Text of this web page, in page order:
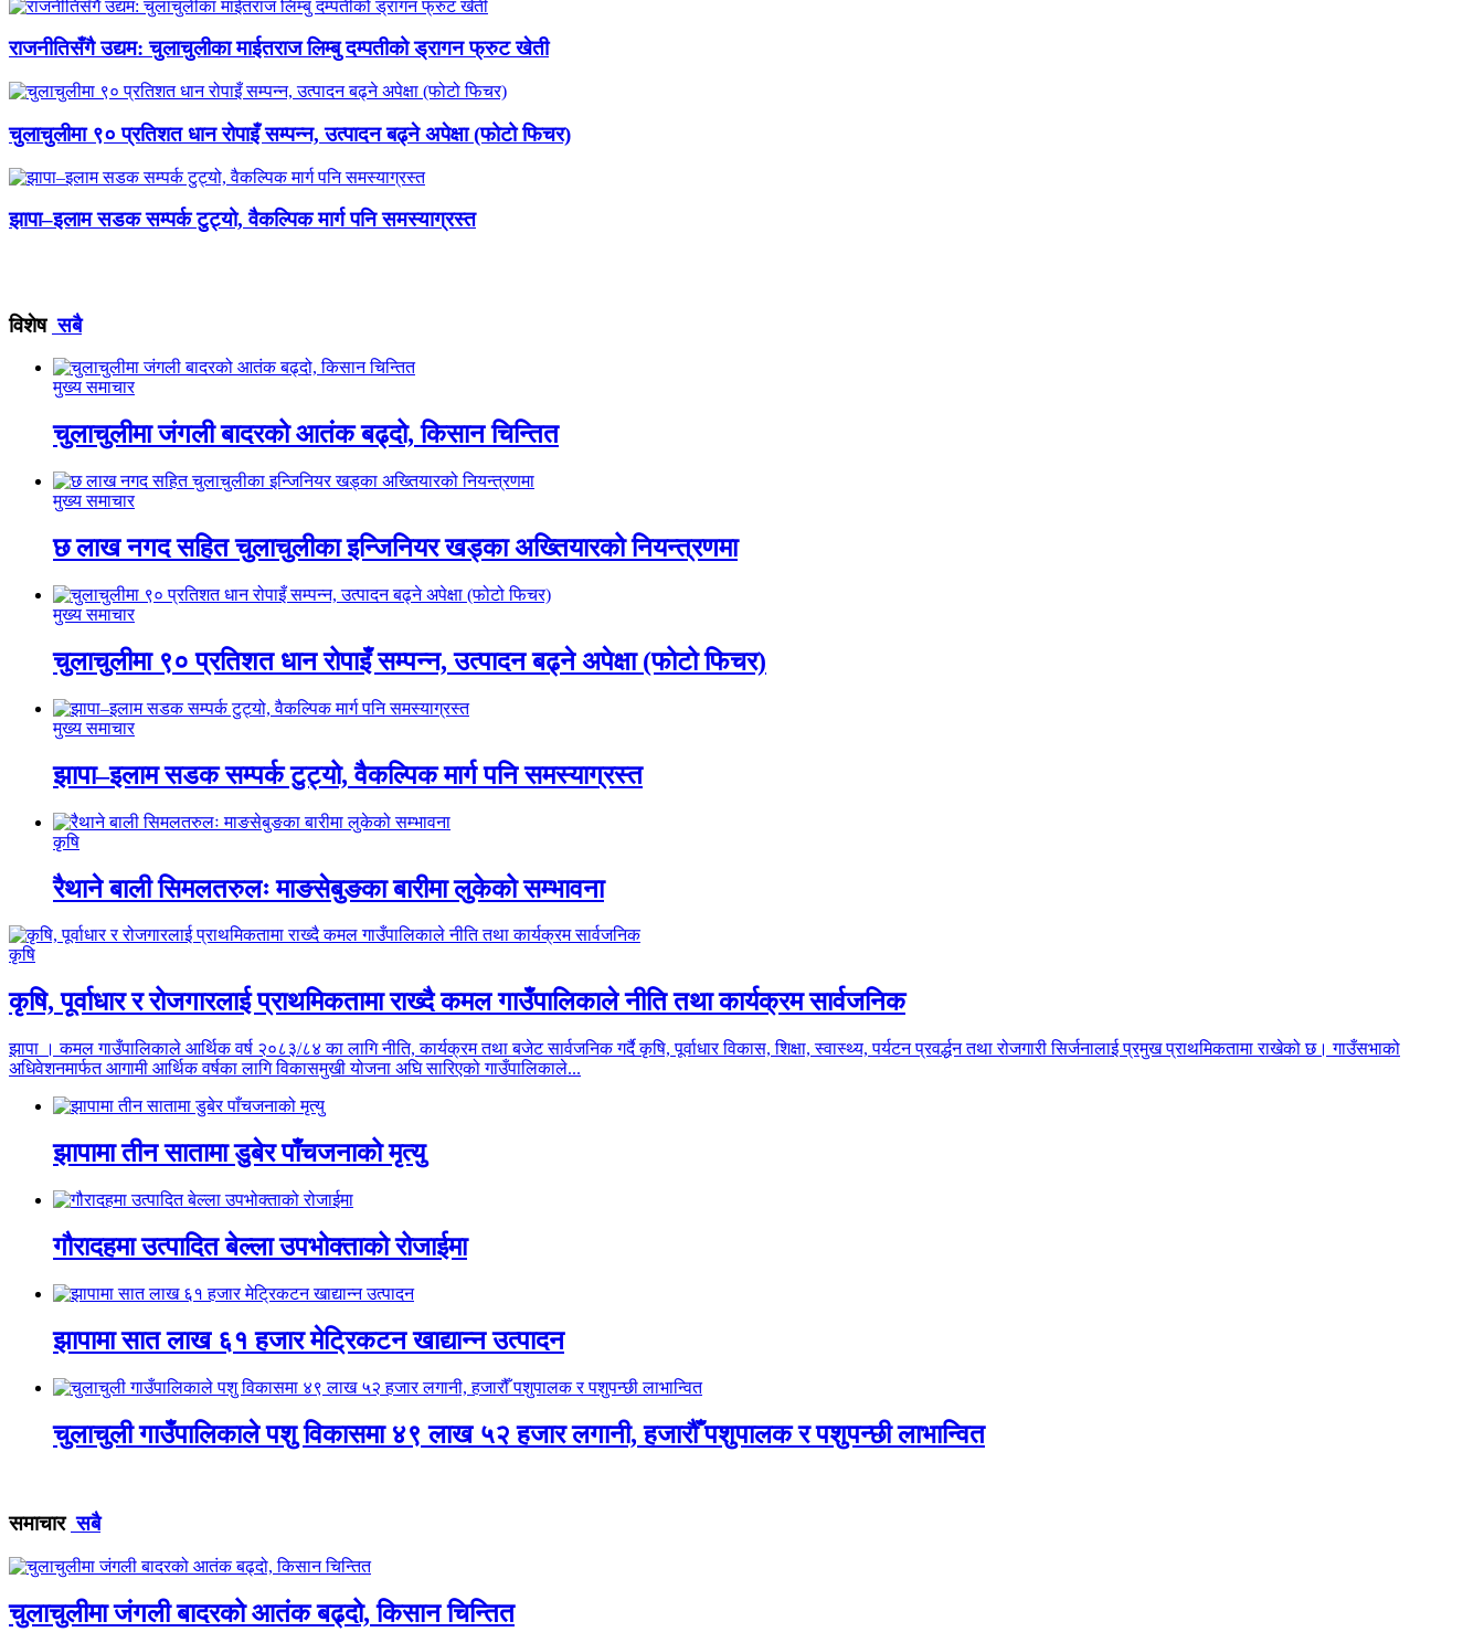
राजनीतिसँगै उद्यम: चुलाचुलीका माईतराज लिम्बु दम्पतीको ड्रागन फ्रुट खेती
चुलाचुलीमा ९० प्रतिशत धान रोपाइँ सम्पन्न, उत्पादन बढ्ने अपेक्षा (फोटो फिचर)
झापा–इलाम सडक सम्पर्क टुट्यो, वैकल्पिक मार्ग पनि समस्याग्रस्त
विशेष सबै
मुख्य समाचार
चुलाचुलीमा जंगली बादरको आतंक बढ्दो, किसान चिन्तित
मुख्य समाचार
छ लाख नगद सहित चुलाचुलीका इन्जिनियर खड्का अख्तियारको नियन्त्रणमा
मुख्य समाचार
चुलाचुलीमा ९० प्रतिशत धान रोपाइँ सम्पन्न, उत्पादन बढ्ने अपेक्षा (फोटो फिचर)
मुख्य समाचार
झापा–इलाम सडक सम्पर्क टुट्यो, वैकल्पिक मार्ग पनि समस्याग्रस्त
कृषि
रैथाने बाली सिमलतरुलः माङसेबुङका बारीमा लुकेको सम्भावना
कृषि
कृषि, पूर्वाधार र रोजगारलाई प्राथमिकतामा राख्दै कमल गाउँपालिकाले नीति तथा कार्यक्रम सार्वजनिक
झापा । कमल गाउँपालिकाले आर्थिक वर्ष २०८३/८४ का लागि नीति, कार्यक्रम तथा बजेट सार्वजनिक गर्दै कृषि, पूर्वाधार विकास, शिक्षा, स्वास्थ्य, पर्यटन प्रवर्द्धन तथा रोजगारी सिर्जनालाई प्रमुख प्राथमिकतामा राखेको छ। गाउँसभाको
अधिवेशनमार्फत आगामी आर्थिक वर्षका लागि विकासमुखी योजना अघि सारिएको गाउँपालिकाले...
झापामा तीन सातामा डुबेर पाँचजनाको मृत्यु
गौरादहमा उत्पादित बेल्ला उपभोक्ताको रोजाईमा
झापामा सात लाख ६१ हजार मेट्रिकटन खाद्यान्न उत्पादन
चुलाचुली गाउँपालिकाले पशु विकासमा ४९ लाख ५२ हजार लगानी, हजारौँ पशुपालक र पशुपन्छी लाभान्वित
समाचार सबै
चुलाचुलीमा जंगली बादरको आतंक बढ्दो, किसान चिन्तित